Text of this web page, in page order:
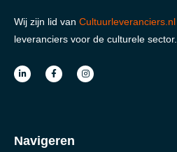
Wij zijn lid van Cultuurleveranciers.nl
leveranciers voor de culturele sector.
Navigeren